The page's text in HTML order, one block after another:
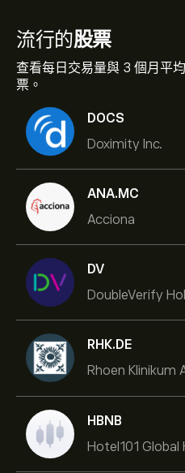
流行的股票
查看每日交易量與 3 個月平
票。
DOCS
Doximity Inc.
ANA.MC
Acciona
DV
DoubleVerify
RHK.DE
Rhoen Klinikum
HBNB
Hotel101 Global